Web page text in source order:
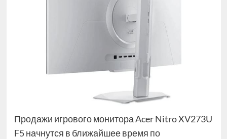
Продажи игрового монитора Acer Nitro XV273U
F5 начнутся в ближайшее время по